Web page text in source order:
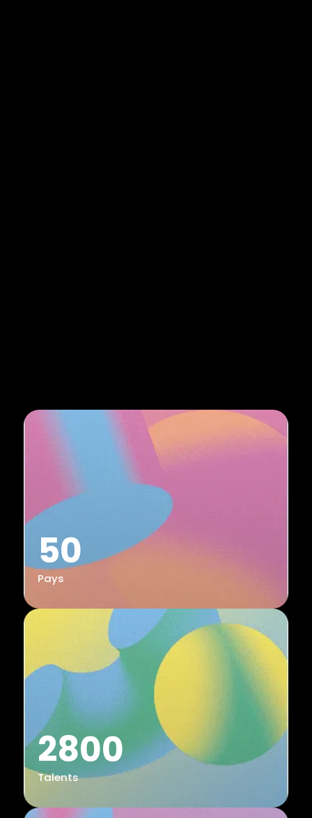
50
Pays
2800
Talents